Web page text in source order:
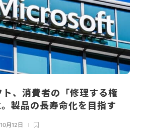
ト、消費者の「修理する権
製品の長寿命化を目指す
月12日